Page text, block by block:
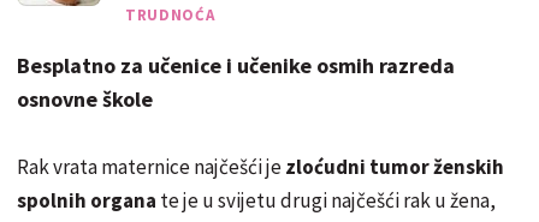
TRUDNOĆA
Besplatno za učenice i učenike osmih razreda
osnovne škole
Rak vrata maternice najčešći jezloćudni tumor ženskih
spolnih organa te je u svijetu drugi najčešći rak u žena,